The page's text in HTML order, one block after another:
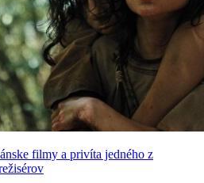
filmy a privíta jedného z